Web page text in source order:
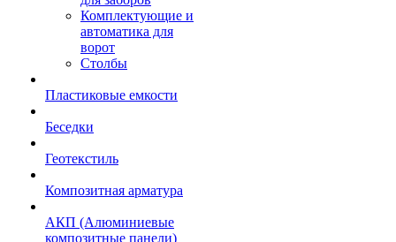
Комплектующие и
автоматика для
ворот
Столбы
Пластиковые емкости
Беседки
Геотекстиль
Композитная арматура
АКП (Алюминиевые
композитные панели)